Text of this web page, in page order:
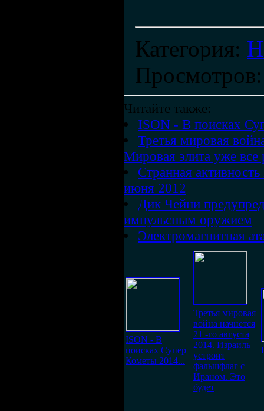
Категория:
Просмотров
Читайте также:
ISON - В поисках
Третья мировая
Мировая элита уже все
Странная
июня 2012
Дик Чейни
импульсным оружием
Электромагнитная
ISON - В
поисках Супер
Кометы 2014...
Третья мировая
война начнется
21 -го августа
2014. Израиль
устроит
фальшфлаг с
Ираном. Это
будет